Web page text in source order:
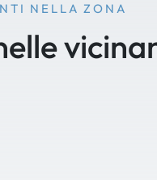
NELLA ZONA